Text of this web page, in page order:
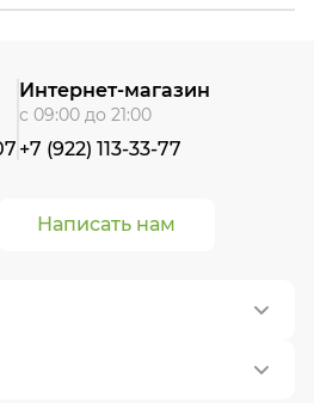
Написать нам
Интернет-магазин
с 09:00 до 21:00
+7 (922) 113-33-77